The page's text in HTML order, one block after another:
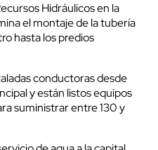
Hidráulicos en la
el montaje de la tubería
hasta los predios
conductoras desde
y están listos equipos
suministrar entre 130 y